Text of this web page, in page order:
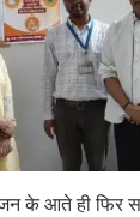
के आते ही फिर